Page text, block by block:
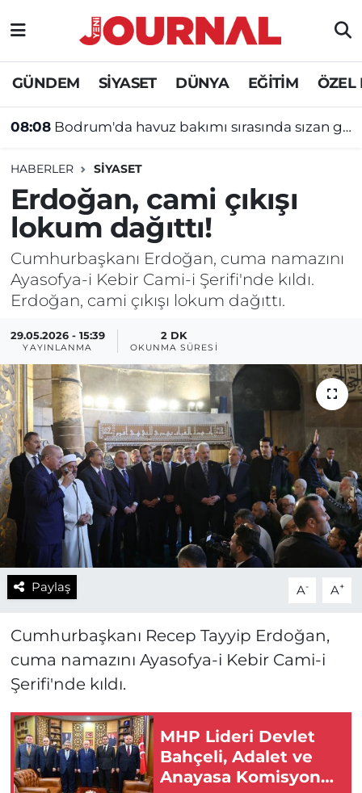
GÜNDEM SİYASET DÜNYA EĞİTİM ÖZEL
08:08 Bodrum'da havuz bakımı sırasında sızan gaz 15 kişiyi hastanelik etti
HABERLER SİYASET
Erdoğan, cami çıkışı
lokum dağıttı!
Cumhurbaşkanı Erdoğan, cuma namazını
Ayasofya-i Kebir Cami-i Şerifi'nde kıldı.
Erdoğan, cami çıkışı lokum dağıttı.
29.05.2026 - 15:39
YAYINLANMA
2 DK
OKUNMA SÜRESI
Paylaş A- A+
Cumhurbaşkanı Recep Tayyip Erdoğan,
cuma namazını Ayasofya-i Kebir Cami-i
Şerifi'nde kıldı.
MHP Lideri Devlet
Bahçeli, Adalet ve
Anayasa Komisyonu
GÜNDEM
SİYASET
DÜNYA
EĞİTİM
ÖZEL HABER
Nöbetçi Eczaneler
Hava Durumu
Süper Lig Puan Durumu ve Fikstür
Tüm Manşetler
Son Dakika Haberleri
Haber Arşivi